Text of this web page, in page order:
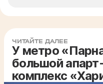
ЧИТАЙТЕ ДАЛЕЕ
У метро
большой
комплекс